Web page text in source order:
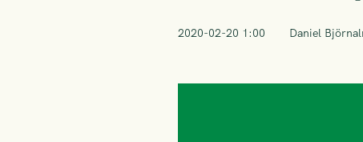
2020-02-20 1:00 Daniel